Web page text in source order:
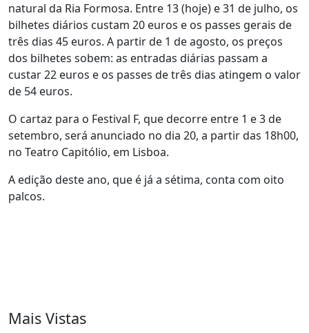
natural da Ria Formosa. Entre 13 (hoje) e 31 de julho, os
bilhetes diários custam 20 euros e os passes gerais de
três dias 45 euros. A partir de 1 de agosto, os preços
dos bilhetes sobem: as entradas diárias passam a
custar 22 euros e os passes de três dias atingem o valor
de 54 euros.
O cartaz para o Festival F, que decorre entre 1 e 3 de
setembro, será anunciado no dia 20, a partir das 18h00,
no Teatro Capitólio, em Lisboa.
A edição deste ano, que é já a sétima, conta com oito
palcos.
Mais Vistas